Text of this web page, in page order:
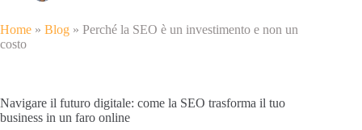
Home » Blog » Perché la SEO è un investimento e non un
costo
Navigare il futuro digitale: come la SEO trasforma il tuo
business in un faro online